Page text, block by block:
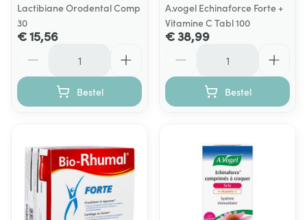
Lactibiane Orodental Comp
30
€ 15,56
Bestel
A.vogel Echinaforce Forte +
Vitamine C Tabl 100
€ 38,99
Bestel